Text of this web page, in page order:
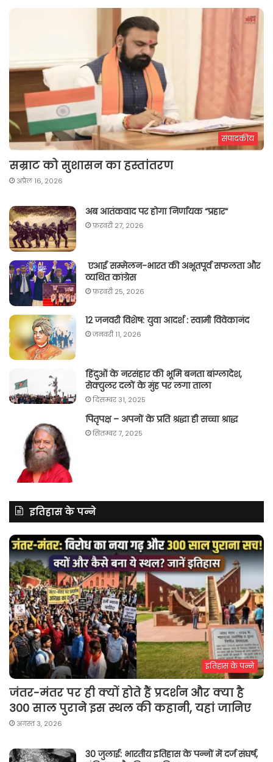
संपादकीय
सम्राट को सुशासन का हस्तांतरण
अप्रैल 16, 2026
अब आतंकवाद पर होगा निर्णायक “प्रहार“
फ़रवरी 27, 2026
एआई सम्मेलन-भारत की अभूतपूर्व सफलता और
व्यथित कांग्रेस
फ़रवरी 25, 2026
12 जनवरी विशेष: युवा आदर्श : स्वामी विवेकानंद
जनवरी 11, 2026
हिंदुओं के नरसंहार की भूमि बनता बांग्लादेश,
सेक्युलर दलों के मुंह पर लगा ताला
दिसम्बर 31, 2025
पितृपक्ष – अपनों के प्रति श्रद्धा ही सच्चा श्राद्ध
सितम्बर 7, 2025
इतिहास के पन्ने
इतिहास के पन्ने
जंतर-मंतर पर ही क्यों होते हैं प्रदर्शन और क्या है
300 साल पुराने इस स्थल की कहानी, यहां जानिए
अगस्त 3, 2026
30 जुलाई: भारतीय इतिहास के पन्नों में दर्ज संघर्ष,